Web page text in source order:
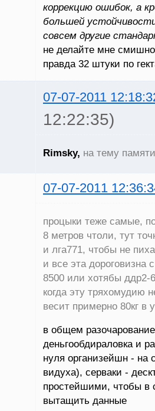
коррекцию ошибок, а
большей
совсем другие
не делайте мне
правда 32 штуки по
07-07-2011
12:22:35)
Rimsky, на тему
07-07-2011
процыки теже самые,
8 метров чтоли, тут
и лга771, чтобы не
и все эта
8500 или хотябы ддр2-
когда эту тряхомудию
весит примерно 80кг в
в общем
деньгообдираловка и
нуля организейшн -
видуха), серваки -
простейшими, чтобы в
вытащить данные